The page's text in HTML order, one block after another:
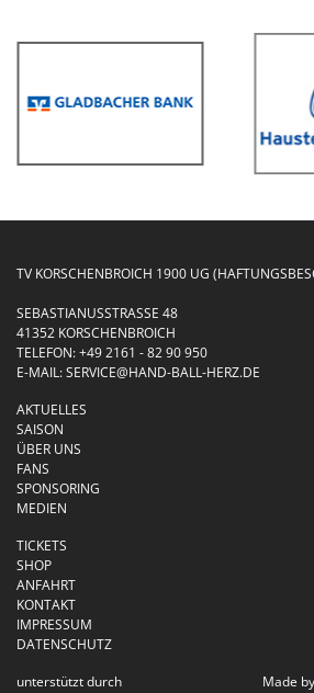
TV KORSCHENBROICH 1900 UG
SEBASTIANUSSTRASSE 48
41352 KORSCHENBROICH
TELEFON:+49 2161 - 82 90 950
E-MAIL:SERVICE@HAND-BALL-HERZ.DE
AKTUELLES
SAISON
ÜBER UNS
FANS
SPONSORING
MEDIEN
TICKETS
SHOP
ANFAHRT
KONTAKT
IMPRESSUM
DATENSCHUTZ
unterstützt durch
Made by